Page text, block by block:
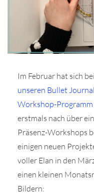
Im Februar hat sich
unseren Bullet
Workshop-Programm
erstmals nach über
Präsenz-Workshops
einigen neuen
voller Elan in den
einen kleinen
Bildern: